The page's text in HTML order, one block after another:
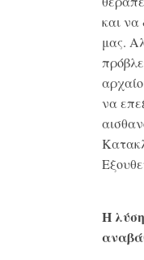
και να
μας.
να
Η